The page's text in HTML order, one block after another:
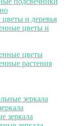
и деревья
цветы и
цветы
растения
зеркала
зеркала